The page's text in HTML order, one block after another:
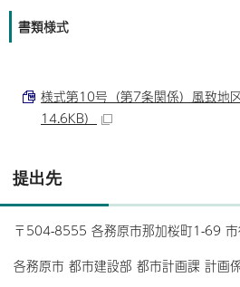
書類様式
様式第10号（第7条関係）風致地
14.6KB）
提出先
〒504-8555 各務原市那加桜町1-69
各務原市 都市建設部 都市計画課 計画